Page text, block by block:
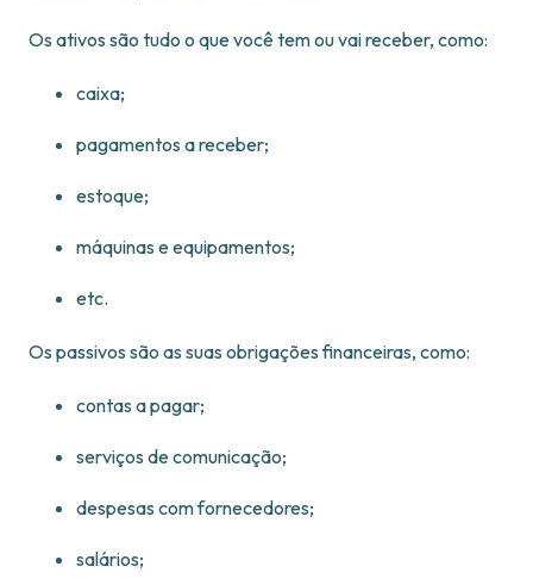
Os ativos são tudo o que você tem ou vai receber, como:
caixa;
pagamentos a receber;
estoque;
máquinas e equipamentos;
etc.
Os passivos são as suas obrigações financeiras, como:
contas a pagar;
serviços de comunicação;
despesas com fornecedores;
salários;